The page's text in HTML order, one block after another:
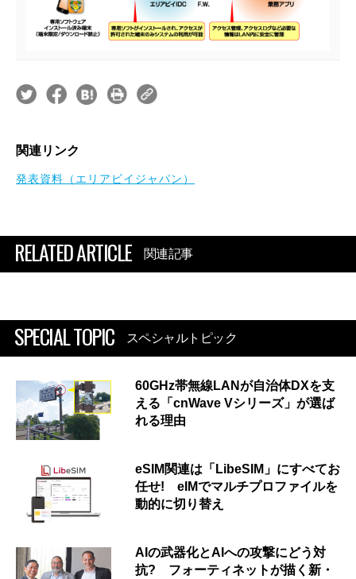
関連リンク
発表資料（エリアビイジャパン）
RELATED ARTICLE 関連記事
SPECIAL TOPIC スペシャルトピック
60GHz帯無線LANが自治体DXを支
える「cnWave Vシリーズ」が選ば
れる理由
eSIM関連は「LibeSIM」にすべてお
任せ! eIMでマルチプロファイルを
動的に切り替え
AIの武器化とAIへの攻撃にどう対
抗? フォーティネットが描く新・